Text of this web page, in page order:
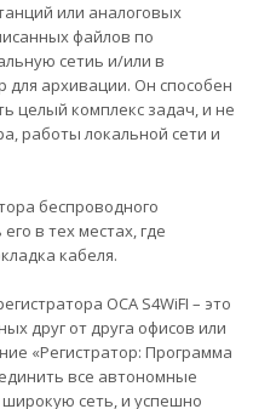
или аналоговых
файлов по
сетиь и/или в
для архивации. Он способен
целый комплекс задач, и не
работы локальной сети и
беспроводного
в тех местах, где
кабеля.
ОСА S4WiFI – это
друг от друга офисов или
«Регистратор: Программа
все автономные
сеть, и успешно